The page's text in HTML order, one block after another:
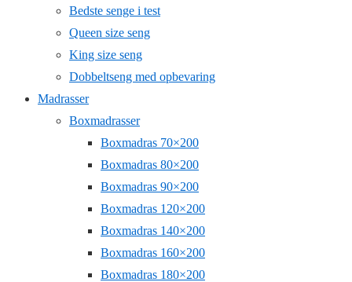
Bedste senge i test
Queen size seng
King size seng
Dobbeltseng med opbevaring
Madrasser
Boxmadrasser
Boxmadras 70×200
Boxmadras 80×200
Boxmadras 90×200
Boxmadras 120×200
Boxmadras 140×200
Boxmadras 160×200
Boxmadras 180×200